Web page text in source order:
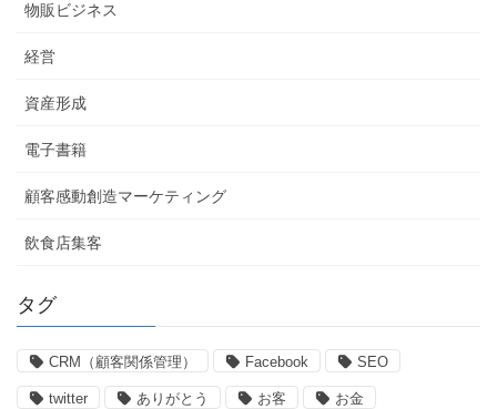
物販ビジネス
経営
資産形成
電子書籍
顧客感動創造マーケティング
飲食店集客
タグ
CRM（顧客関係管理） Facebook SEO
twitter ありがとう お客 お金